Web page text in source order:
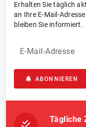
Erhalten Sie täglich
an Ihre E-Mail-
bleiben Sie informiert.
E-Mail-Adresse
ABONNIEREN
Tägliche